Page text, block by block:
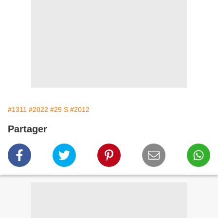
#1311 #2022 #29 S #2012
Partager